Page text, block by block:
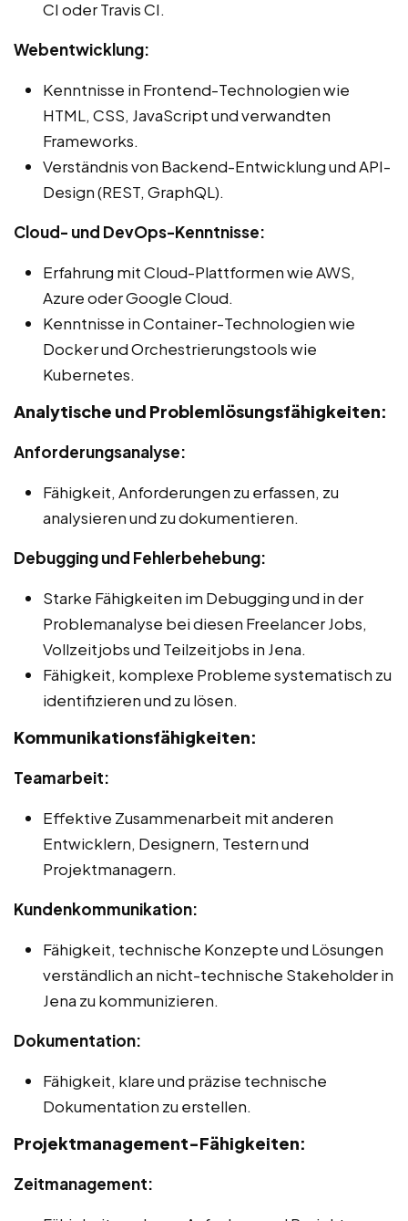
CI oder Travis CI.
Webentwicklung:
Kenntnisse in Frontend-Technologien wie
HTML, CSS, JavaScript und verwandten
Frameworks.
Verständnis von Backend-Entwicklung und API-
Design (REST, GraphQL).
Cloud- und DevOps-Kenntnisse:
Erfahrung mit Cloud-Plattformen wie AWS,
Azure oder Google Cloud.
Kenntnisse in Container-Technologien wie
Docker und Orchestrierungstools wie
Kubernetes.
Analytische und Problemlösungsfähigkeiten:
Anforderungsanalyse:
Fähigkeit, Anforderungen zu erfassen, zu
analysieren und zu dokumentieren.
Debugging und Fehlerbehebung:
Starke Fähigkeiten im Debugging und in der
Problemanalyse bei diesen Freelancer Jobs,
Vollzeitjobs und Teilzeitjobs in Jena.
Fähigkeit, komplexe Probleme systematisch zu
identifizieren und zu lösen.
Kommunikationsfähigkeiten:
Teamarbeit:
Effektive Zusammenarbeit mit anderen
Entwicklern, Designern, Testern und
Projektmanagern.
Kundenkommunikation:
Fähigkeit, technische Konzepte und Lösungen
verständlich an nicht-technische Stakeholder in
Jena zu kommunizieren.
Dokumentation:
Fähigkeit, klare und präzise technische
Dokumentation zu erstellen.
Projektmanagement-Fähigkeiten:
Zeitmanagement: